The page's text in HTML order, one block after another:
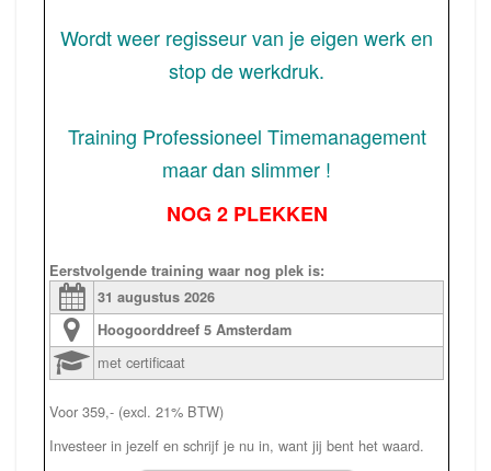
Wordt weer regisseur van je eigen werk en
stop de werkdruk.
Training Professioneel Timemanagement
maar dan slimmer !
NOG 2 PLEKKEN
Eerstvolgende training waar nog plek is:
31 augustus2026
Hoogoorddreef 5Amsterdam
met certificaat
Voor 359,- (excl. 21% BTW)
Investeer in jezelf en schrijf je nu in, want jij bent het waard.